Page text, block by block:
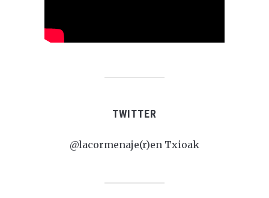
TWITTER
@lacormenaje(r)en Txioak